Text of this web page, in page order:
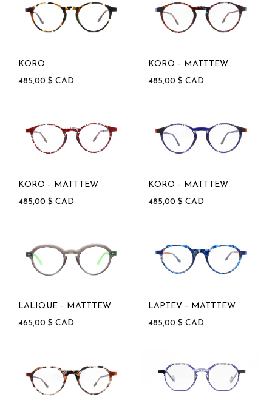
KORO
485,00 $ CAD
KORO – MATTTEW
485,00 $ CAD
KORO – MATTTEW
485,00 $ CAD
KORO – MATTTEW
485,00 $ CAD
LALIQUE – MATTTEW
465,00 $ CAD
LAPTEV – MATTTEW
485,00 $ CAD